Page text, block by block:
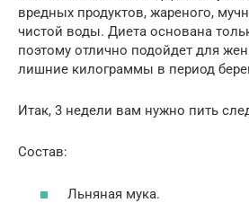
вредных продуктов, жареного,
чистой воды. Диета основана
поэтому отлично подойдет для
лишние килограммы в период
Итак, 3 недели вам нужно пить
Состав:
Льняная мука.